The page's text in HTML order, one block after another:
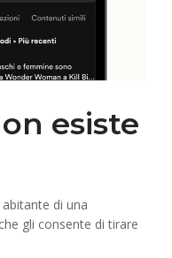
esiste
di una
gli consente di tirare